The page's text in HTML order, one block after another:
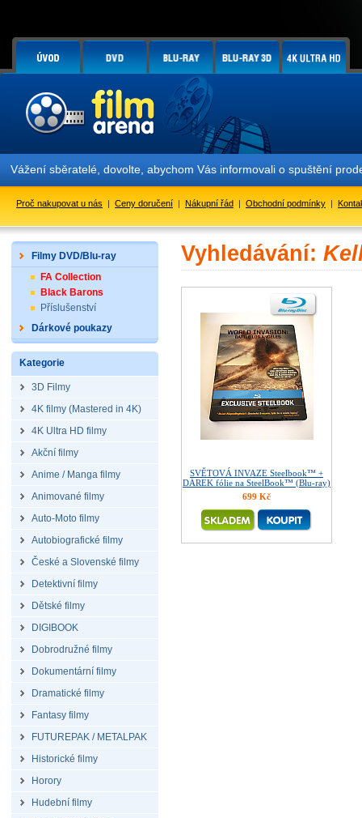
Vážení sběratelé, dovolte, abychom Vás informovali o spuštění
Proč nakupovat u nás | Ceny doručení | Nákupní řád | Obchodní podmínky |
Filmy DVD/Blu-ray
FA Collection
Black Barons
Příslušenství
Dárkové poukazy
Kategorie
3D Filmy
4K filmy (Mastered in 4K)
4K Ultra HD filmy
Akční filmy
Anime / Manga filmy
Animované filmy
Auto-Moto filmy
Autobiografické filmy
České a Slovenské filmy
Detektivní filmy
Dětské filmy
DIGIBOOK
Dobrodružné filmy
Dokumentární filmy
Dramatické filmy
Fantasy filmy
FUTUREPAK / METALPAK
Historické filmy
Horory
Hudební filmy
Vyhledávání:
SVĚTOVÁ INVAZE Steelbook™ +
DÁREK fólie na SteelBook™ (Blu-ray)
699 Kč